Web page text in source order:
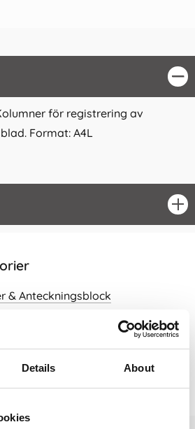
Details About
för registrering av
Format: A4L
& Anteckningsblock
& Anteckningsblock /Gästböcker